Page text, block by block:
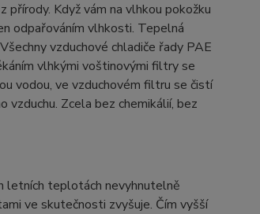
Když vám na vlhkou pokožku
odpařováním vlhkosti. Tepelná
vzduchové chladiče řady PAE
vlhkými voštinovými filtry se
vodou, ve vzduchovém filtru se čistí
vzduchu. Zcela bez chemikálií, bez
letních teplotách nevyhnutelně
ve skutečnosti zvyšuje. Čím vyšší